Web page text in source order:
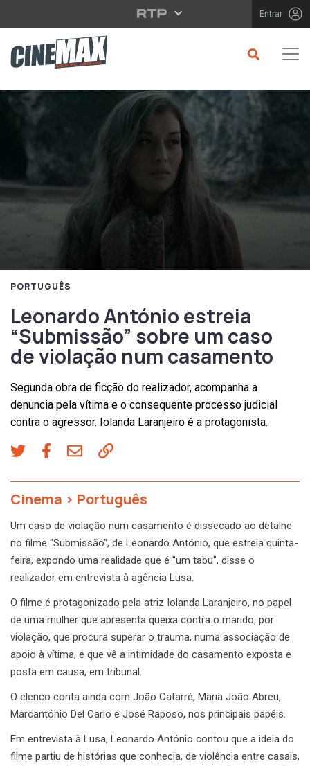
Saltar para o conteúdo principal Entrar
PORTUGUÊS
Leonardo António estreia
“Submissão” sobre um caso
de violação num casamento
Segunda obra de ficção do realizador, acompanha a
denuncia pela vítima e o consequente processo judicial
contra o agressor. Iolanda Laranjeiro é a protagonista.
Cinema > Português
Um caso de violação num casamento é dissecado ao detalhe
no filme "Submissão", de Leonardo António, que estreia quinta-
feira, expondo uma realidade que é "um tabu", disse o
realizador em entrevista à agência Lusa.
O filme é protagonizado pela atriz Iolanda Laranjeiro, no papel
de uma mulher que apresenta queixa contra o marido, por
violação, que procura superar o trauma, numa associação de
apoio à vítima, e que vê a intimidade do casamento exposta e
posta em causa, em tribunal.
O elenco conta ainda com João Catarré, Maria João Abreu,
Marcantónio Del Carlo e José Raposo, nos principais papéis.
Em entrevista à Lusa, Leonardo António contou que a ideia do
filme partiu de histórias que conhecia, de violência entre casais,